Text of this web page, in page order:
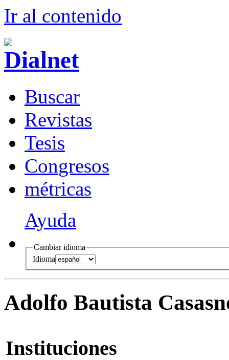
Ir al contenido
Buscar
Revistas
Tesis
Congresos
métricas
Ayuda
Cambiar idioma
Idioma
Adolfo Bautista
Instituciones